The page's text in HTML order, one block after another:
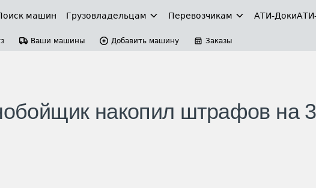
машин Грузовладельцам Перевозчикам АТИ-Доки
Ваши машины Добавить машину Заказы
накопил штрафов на